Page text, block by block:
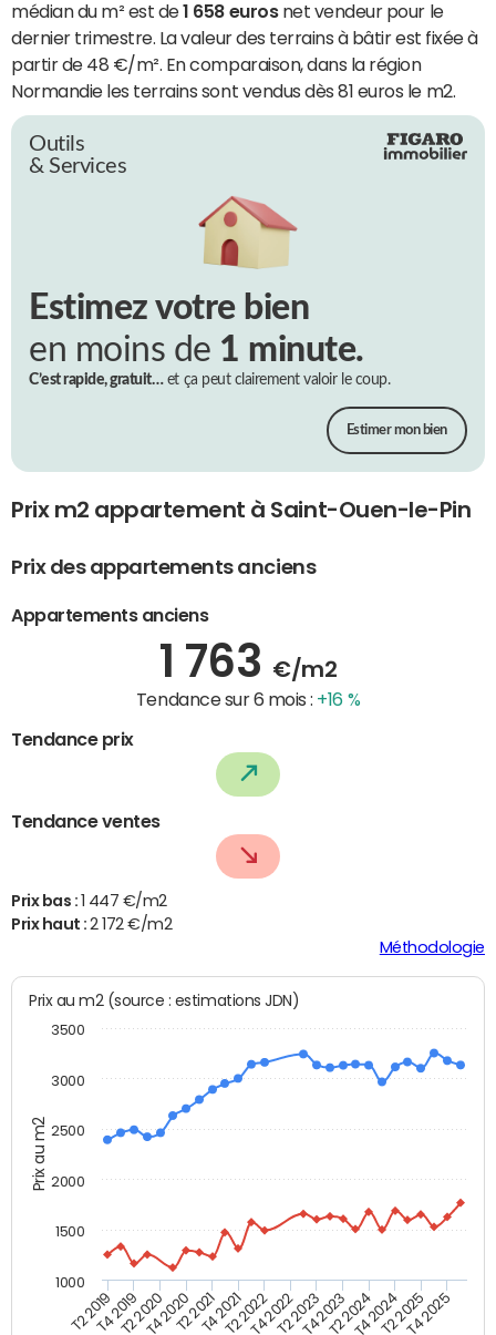
médian du m² est de1 658 eurosnet vendeur pour le
dernier trimestre. La valeur des terrains à bâtir est fixée à
partir de 48 €/m². En comparaison, dans la région
Normandie les terrains sont vendus dès 81 euros le m2.
Outils
& Services
Estimez votre bien
en moins de 1 minute.
C’est rapide, gratuit…et ça peut clairement valoir le coup.
Estimer mon bien
Prix m2 appartement à Saint-Ouen-le-Pin
Prix des appartements anciens
Appartements anciens
1 763 €/m2
Tendance sur 6 mois : +16 %
Tendance prix
Tendance ventes
Prix bas : 1 447 €/m2
Prix haut :2 172 €/m2
Méthodologie
Prix au m2
Prix au m2 (source : estimations JDN)
T2 2019T4 2019T2 2020T4 2020T2 2021T4 2021T2 2022T4 2022T2 2023T4 2023T2 2024T4 2024T2 2025T4 2025
1000
1500
2000
2500
3000
3500